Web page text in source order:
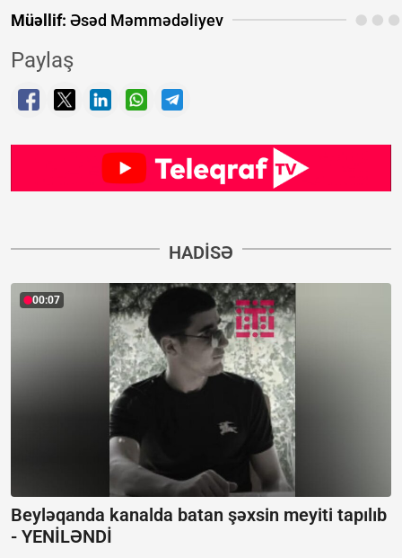
Müəllif: Əsəd Məmmədəliyev
Paylaş
HADISƏ
00:07
Beyləqanda kanalda batan şəxsin meyiti tapılıb
- YENİLƏNDİ